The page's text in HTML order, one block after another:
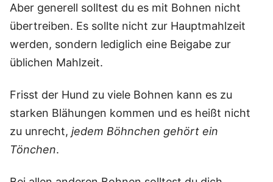
Aber generell solltest du es mit Bohnen nicht
übertreiben. Es sollte nicht zur Hauptmahlzeit
werden, sondern lediglich eine Beigabe zur
üblichen Mahlzeit.
Frisst der Hund zu viele Bohnen kann es zu
starken Blähungen kommen und es heißt nicht
zu unrecht, jedem Böhnchen gehört ein
Tönchen.